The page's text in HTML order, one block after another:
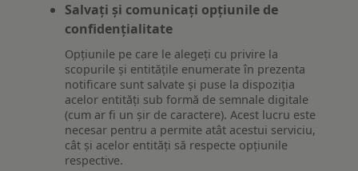
Salvați și comunicați opțiunile de
confidențialitate
Opțiunile pe care le alegeți cu privire la
scopurile și entitățile enumerate în prezenta
notificare sunt salvate și puse la dispoziția
acelor entități sub formă de semnale digitale
(cum ar fi un șir de caractere). Acest lucru este
necesar pentru a permite atât acestui serviciu,
cât și acelor entități să respecte opțiunile
respective.